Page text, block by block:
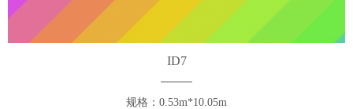
ID7
规格：0.53m*10.05m